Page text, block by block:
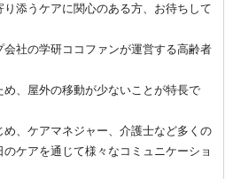
添うケアに関心のある方、お待ちして
社の学研ココファンが運営する高齢者
、屋外の移動が少ないことが特長で
、ケアマネジャー、介護士など多くの
ケアを通じて様々なコミュニケーショ